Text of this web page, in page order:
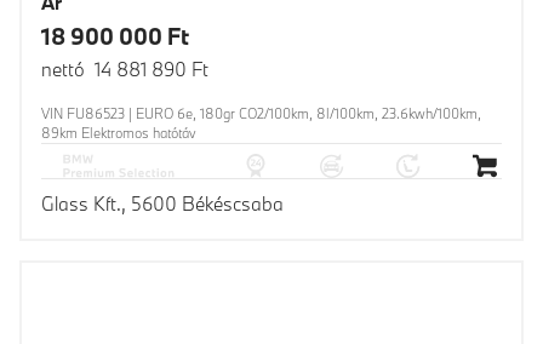
18 900 000 Ft
nettó 14 881 890 Ft
VIN FU86523 | EURO 6e, 180gr CO2/100km, 8l/100km, 23.6kwh/100km,
89km Elektromos hatótáv
Glass Kft., 5600 Békéscsaba